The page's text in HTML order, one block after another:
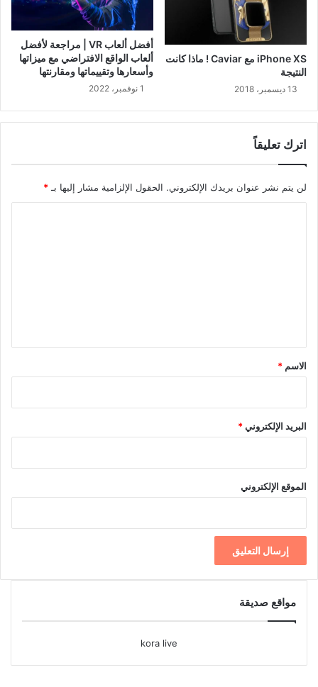
iPhone XS مع Caviar ! ماذا كانت
النتيجة
13 ديسمبر، 2018
أفضل ألعاب VR | مراجعة لأفضل
ألعاب الواقع الافتراضي مع ميزاتها
وأسعارها وتقييماتها ومقارنتها
1 نوفمبر، 2022
اترك تعليقاً
لن يتم نشر عنوان بريدك الإلكتروني. الحقول الإلزامية مشار إليها بـ *
*
الاسم *
البريد الإلكتروني*
الموقع الإلكتروني
مواقع صديقة
kora live